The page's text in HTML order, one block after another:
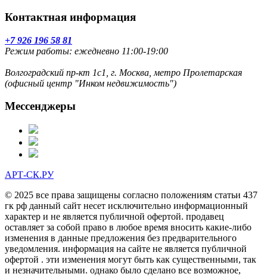
Контактная информация
+7 926 196 58 81
Режим работы: ежедневно 11:00-19:00
Волгоградский пр-кт 1с1, г. Москва, метро Пролетарская
(офисный центр "Инком недвижимость")
Мессенджеры
АРТ-СК.РУ
© 2025 все права защищены согласно положениям статьи 437
гк рф данный сайт несет исключительно информационный
характер и не является публичной офертой. продавец
оставляет за собой право в любое время вносить какие-либо
изменения в данные предложения без предварительного
уведомления. информация на сайте не является публичной
офертой . эти изменения могут быть как существенными, так
и незначительными. однако было сделано все возможное,